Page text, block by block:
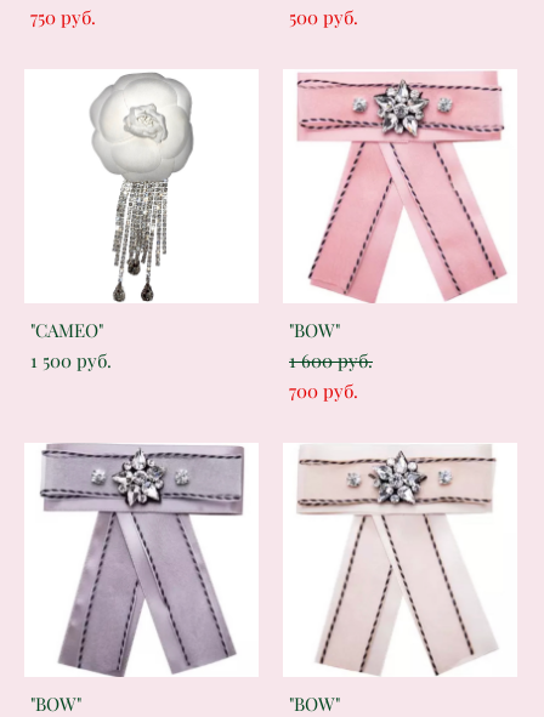
750 pуб.
500 pуб.
"CAMEO"
1 500 pуб.
"BOW"
1 600 pуб.
700 pуб.
"BOW"
"BOW"